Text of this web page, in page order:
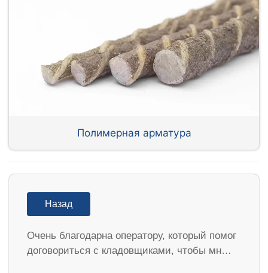
Полимерная арматура
Назад
Очень благодарна оператору, который помог
договориться с кладовщиками, чтобы мн…